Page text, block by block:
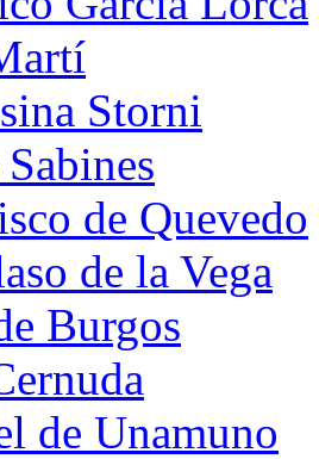
Storni
de Quevedo
de la Vega
Burgos
de Unamuno